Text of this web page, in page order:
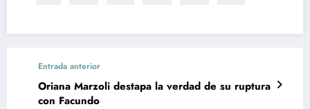
Entrada anterior
Oriana Marzoli destapa la verdad de su ruptura
con Facundo